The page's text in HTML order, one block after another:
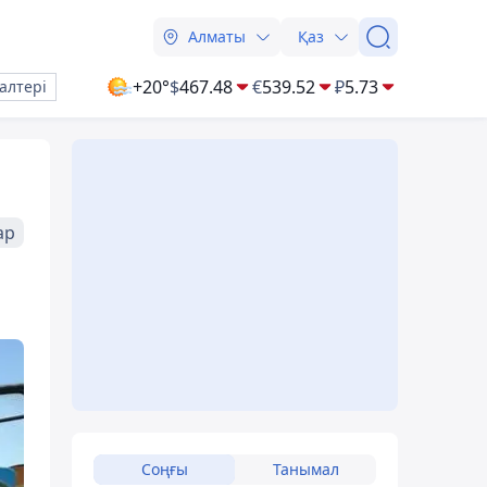
Алматы Қаз
+20°$467.48 €539.52 ₽5.73
Соңғы Танымал